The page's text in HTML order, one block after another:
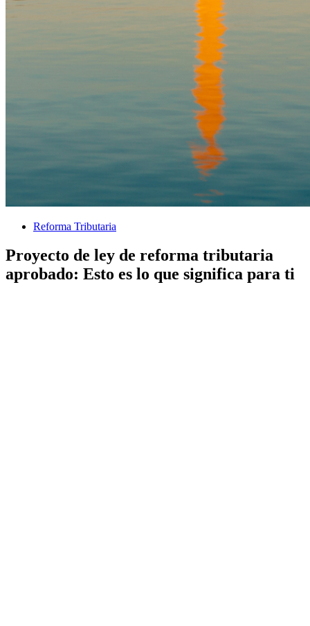
Reforma Tributaria
Proyecto de ley de reforma tributaria
aprobado: Esto es lo que significa para ti